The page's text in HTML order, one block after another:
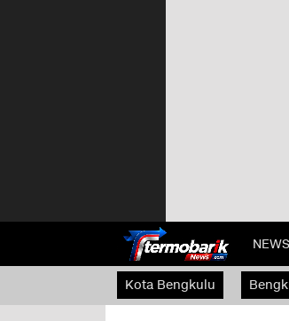
NEWS
Kota Bengkulu